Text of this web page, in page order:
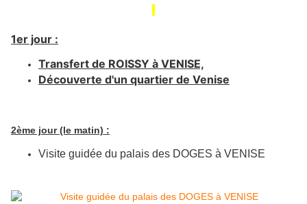
1er jour :
Transfert de ROISSY à VENISE,
Découverte d'un quartier de Venise
2ème jour (le matin) :
Visite guidée du palais des DOGES à VENISE